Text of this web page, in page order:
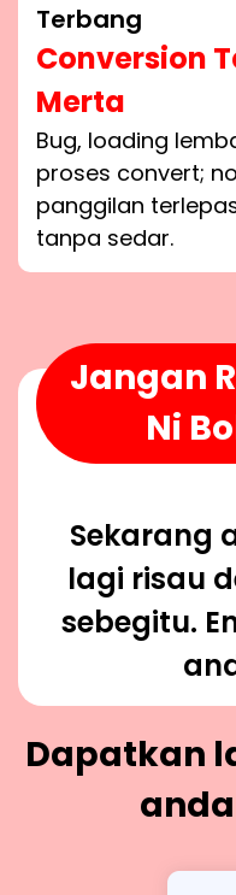
Terbang
Conversion
Merta
Bug, loading
proses convert;
panggilan
tanpa sedar.
Jangan
Ni
Sekarang
lagi risau
sebegitu.
Dapatkan